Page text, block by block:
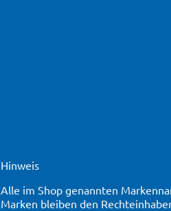
Hinweis
Alle im Shop genannten
Marken bleiben den